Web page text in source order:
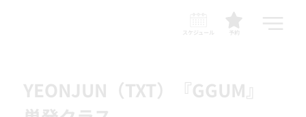
予約
スケジュール
YEONJUN（TXT）『GGUM』